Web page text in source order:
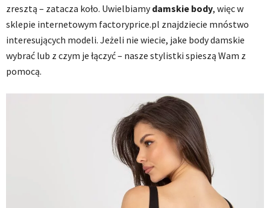
zresztą – zatacza koło. Uwielbiamydamskie body, więc w
sklepie internetowym factoryprice.pl znajdziecie mnóstwo
interesujących modeli. Jeżeli nie wiecie, jake body damskie
wybrać lub z czym je łączyć – nasze stylistki spieszą Wam z
pomocą.